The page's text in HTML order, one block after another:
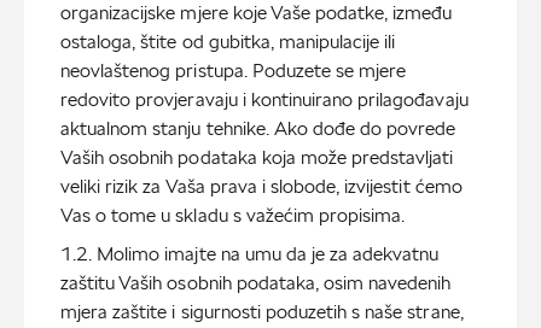
organizacijske mjere koje Vaše podatke, između
ostaloga, štite od gubitka, manipulacije ili
neovlaštenog pristupa. Poduzete se mjere
redovito provjeravaju i kontinuirano prilagođavaju
aktualnom stanju tehnike. Ako dođe do povrede
Vaših osobnih podataka koja može predstavljati
veliki rizik za Vaša prava i slobode, izvijestit ćemo
Vas o tome u skladu s važećim propisima.
1.2. Molimo imajte na umu da je za adekvatnu
zaštitu Vaših osobnih podataka, osim navedenih
mjera zaštite i sigurnosti poduzetih s naše strane,